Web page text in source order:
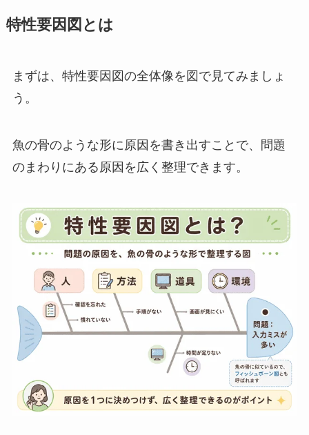
特性要因図とは
まずは、特性要因図の全体像を図で見てみましょ
う。
魚の骨のような形に原因を書き出すことで、問題
のまわりにある原因を広く整理できます。